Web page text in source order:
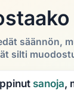
säännön,
silti
sanoja,